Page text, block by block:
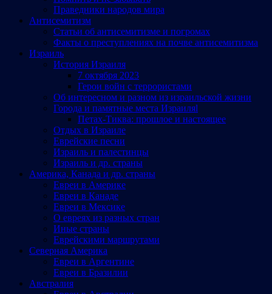
Праведники народов мира
Антисемитизм
Статьи об антисемитизме и погромах
Факты о преступлениях на почве антисемитизма
Израиль
История Израиля
7 октября 2023
Герои войн с террористами
Об интересном и разном из израильской жизни
Города и памятные места Израиляl
Петах-Тиква: прошлое и настоящее
Отдых в Израиле
Еврейские песни
Израиль и палестинцы
Израиль и др. страны
Америка, Канада и др. страны
Евреи в Америке
Евреи в Канаде
Евреи в Мексике
О евреях из разных стран
Иные страны
Еврейскими маршрутами
Северная Америка
Евреи в Аргентине
Евреи в Бразилии
Австралия